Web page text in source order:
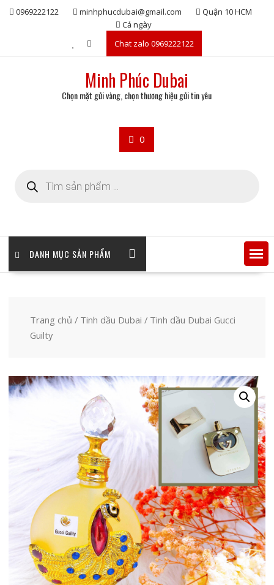
Skip0969222122 minhphucdubai@gmail.com
Quận 10 HCM
Cả ngày
Chat zalo 0969222122
Minh Phúc Dubai
Chọn mặt gửi vàng, chọn thương hiệu gửi tin yêu
0
kiếm
sản
DANH MỤC SẢN PHẨM
Trang chủ / Tinh dầu Dubai / Tinh dầu Dubai Gucci
Guilty